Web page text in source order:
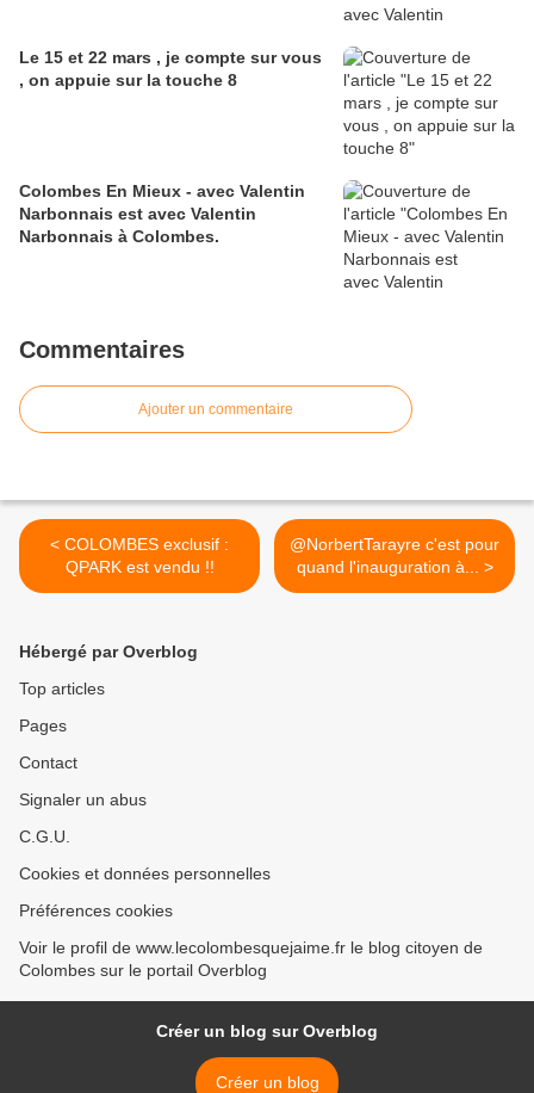
Le 15 et 22 mars , je compte sur vous
, on appuie sur la touche 8
Colombes En Mieux - avec Valentin
Narbonnais est avec Valentin
Narbonnais à Colombes.
Commentaires
Ajouter un commentaire
< COLOMBES exclusif :
QPARK est vendu !!
@NorbertTarayre c'est pour
quand l'inauguration à... >
Hébergé par Overblog
Top articles
Pages
Contact
Signaler un abus
C.G.U.
Cookies et données personnelles
Préférences cookies
Voir le profil de www.lecolombesquejaime.fr le blog citoyen de
Colombes sur le portail Overblog
Créer un blog sur Overblog
Créer un blog